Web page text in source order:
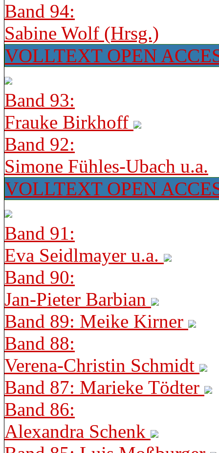
Band 94:
Sabine Wolf (Hrsg.)
VOLLTEXT OPEN
Band 93:
Frauke Birkhoff
Band 92:
Simone Fühles-Ubach u.a.
VOLLTEXT OPEN
Band 91:
Eva Seidlmayer u.a.
Band 90:
Jan-Pieter Barbian
Band 89: Meike Kirner
Band 88:
Verena-Christin Schmidt
Band 87: Marieke Tödter
Band 86:
Alexandra Schenk